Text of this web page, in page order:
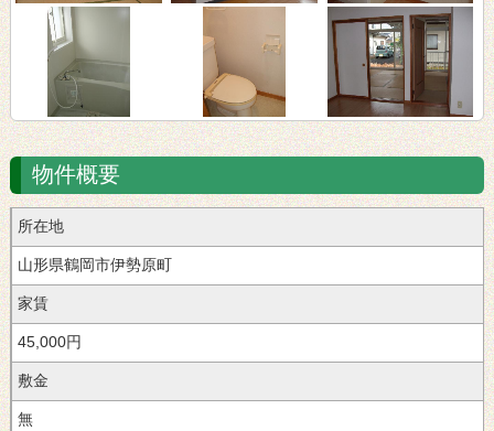
物件概要
所在地
山形県鶴岡市伊勢原町
家賃
45,000円
敷金
無